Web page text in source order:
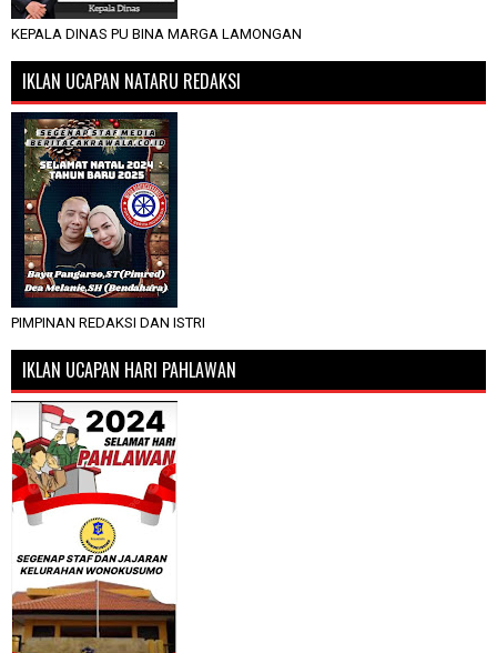
KEPALA DINAS PU BINA MARGA LAMONGAN
IKLAN UCAPAN NATARU REDAKSI
PIMPINAN REDAKSI DAN ISTRI
IKLAN UCAPAN HARI PAHLAWAN